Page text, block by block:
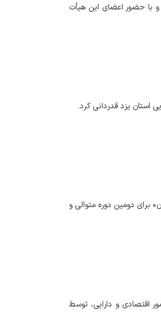
و با حضور اعضای این هیأت
استان یزد قدردانی کرد.
دومین دوره متوالی و
قانونی و با تأیید وزیر امور اقتصادی و دارایی، توسط